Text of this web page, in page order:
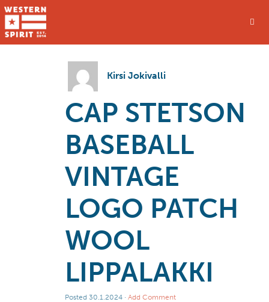
Kirsi Jokivalli
CAP STETSON
BASEBALL
VINTAGE
LOGO PATCH
WOOL
LIPPALAKKI
Posted 30.1.2024 · Add Comment